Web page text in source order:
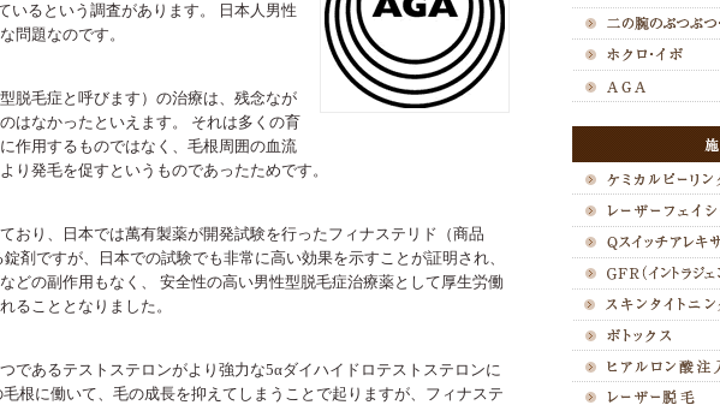
いるという調査があります。 日本人男性
問題なのです。
脱毛症と呼びます）の治療は、残念なが
はなかったといえます。 それは多くの育
作用するものではなく、毛根周囲の血流
り発毛を促すというものであったためです。
おり、日本では萬有製薬が開発試験を行ったフィナステリド（商品
剤ですが、日本での試験でも非常に高い効果を示すことが証明され、
どの副作用もなく、 安全性の高い男性型脱毛症治療薬として厚生労働
ることとなりました。
であるテストステロンがより強力な5αダイハイドロテストステロンに
根に働いて、毛の成長を抑えてしまうことで起りますが、フィナステ